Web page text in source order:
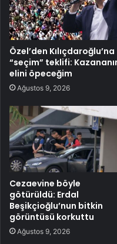
Özel’den Kılıçdaroğlu’na
“seçim” teklifi:
elini öpeceğim
Ağustos 9, 2026
Cezaevine böyle
götürüldü: Erdal
Beşikçioğlu’nun bitkin
görüntüsü korkuttu
Ağustos 9, 2026